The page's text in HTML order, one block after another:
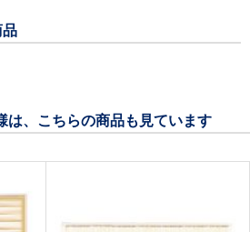
品
は、こちらの商品も見ています